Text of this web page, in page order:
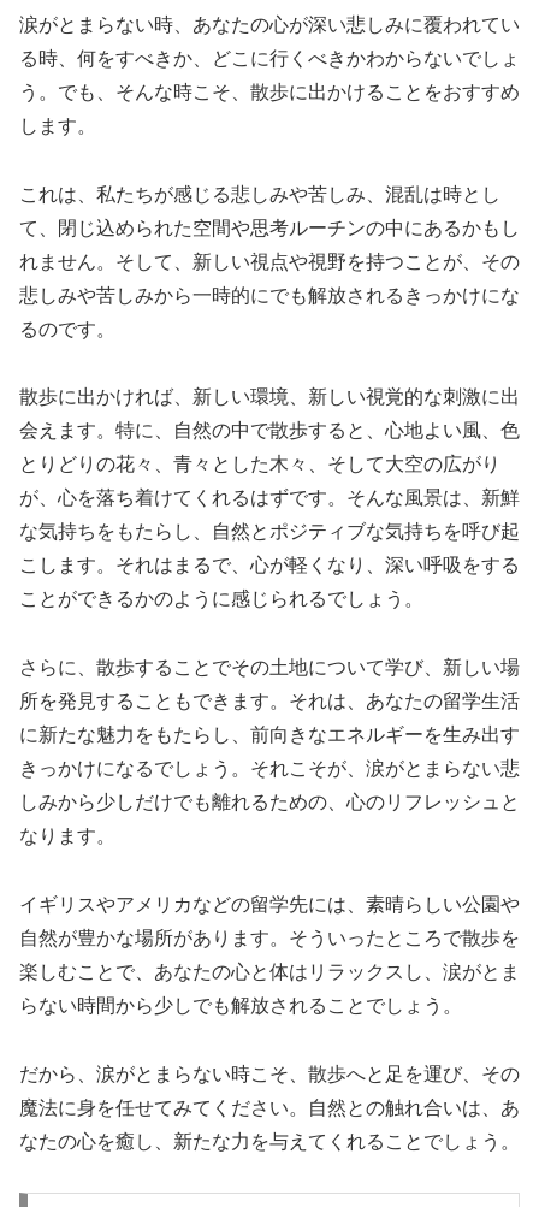
涙がとまらない時、あなたの心が深い悲しみに覆われてい
る時、何をすべきか、どこに行くべきかわからないでしょ
う。でも、そんな時こそ、散歩に出かけることをおすすめ
します。
これは、私たちが感じる悲しみや苦しみ、混乱は時とし
て、閉じ込められた空間や思考ルーチンの中にあるかもし
れません。そして、新しい視点や視野を持つことが、その
悲しみや苦しみから一時的にでも解放されるきっかけにな
るのです。
散歩に出かければ、新しい環境、新しい視覚的な刺激に出
会えます。特に、自然の中で散歩すると、心地よい風、色
とりどりの花々、青々とした木々、そして大空の広がり
が、心を落ち着けてくれるはずです。そんな風景は、新鮮
な気持ちをもたらし、自然とポジティブな気持ちを呼び起
こします。それはまるで、心が軽くなり、深い呼吸をする
ことができるかのように感じられるでしょう。
さらに、散歩することでその土地について学び、新しい場
所を発見することもできます。それは、あなたの留学生活
に新たな魅力をもたらし、前向きなエネルギーを生み出す
きっかけになるでしょう。それこそが、涙がとまらない悲
しみから少しだけでも離れるための、心のリフレッシュと
なります。
イギリスやアメリカなどの留学先には、素晴らしい公園や
自然が豊かな場所があります。そういったところで散歩を
楽しむことで、あなたの心と体はリラックスし、涙がとま
らない時間から少しでも解放されることでしょう。
だから、涙がとまらない時こそ、散歩へと足を運び、その
魔法に身を任せてみてください。自然との触れ合いは、あ
なたの心を癒し、新たな力を与えてくれることでしょう。